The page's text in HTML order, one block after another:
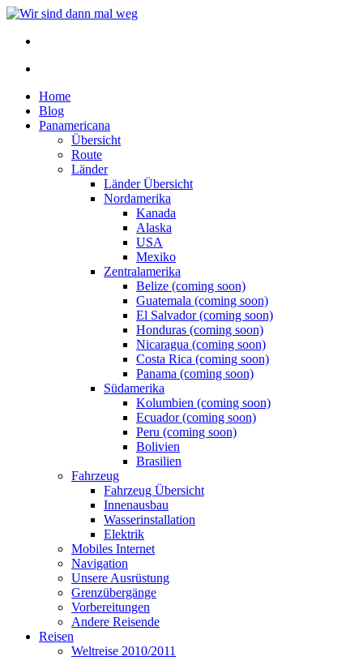
Home
Blog
Panamericana
Übersicht
Route
Länder
Länder Übersicht
Nordamerika
Kanada
Alaska
USA
Mexiko
Zentralamerika
Belize (coming soon)
Guatemala (coming soon)
El Salvador (coming soon)
Honduras (coming soon)
Nicaragua (coming soon)
Costa Rica (coming soon)
Panama (coming soon)
Südamerika
Kolumbien (coming soon)
Ecuador (coming soon)
Peru (coming soon)
Bolivien
Brasilien
Fahrzeug
Fahrzeug Übersicht
Innenausbau
Wasserinstallation
Elektrik
Mobiles Internet
Navigation
Unsere Ausrüstung
Grenzübergänge
Vorbereitungen
Andere Reisende
Reisen
Weltreise 2010/2011